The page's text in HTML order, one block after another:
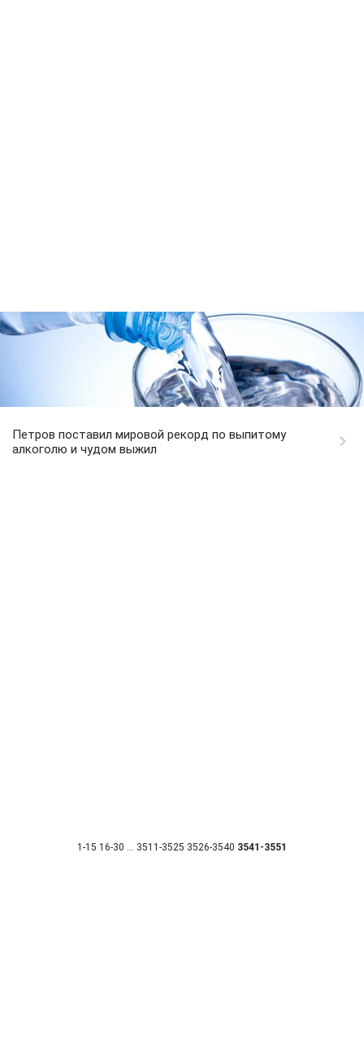
Петров поставил мировой рекорд по выпитому
алкоголю и чудом выжил
1-15 16-30 ... 3511-3525 3526-3540 3541-3551